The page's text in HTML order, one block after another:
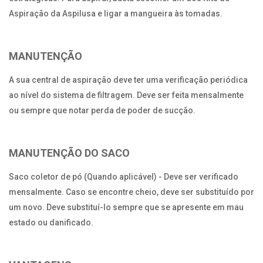
Aspiração da Aspilusa e ligar a mangueira às tomadas.
MANUTENÇÃO
A sua central de aspiração deve ter uma verificação periódica
ao nível do sistema de filtragem. Deve ser feita mensalmente
ou sempre que notar perda de poder de sucção.
MANUTENÇÃO DO SACO
Saco coletor de pó (Quando aplicável) - Deve ser verificado
mensalmente. Caso se encontre cheio, deve ser substituído por
um novo. Deve substituí-lo sempre que se apresente em mau
estado ou danificado.